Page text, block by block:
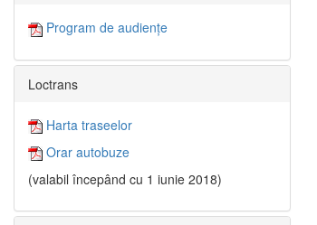
Program de audiențe
Loctrans
Harta traseelor
Orar autobuze
(valabil începând cu 1 iunie 2018)